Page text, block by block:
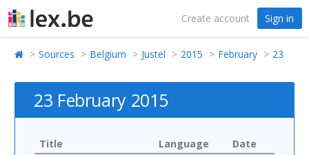
Create account Sign in
Sources Belgium Justel 2015 February 23
23 February 2015
Title Language
Date